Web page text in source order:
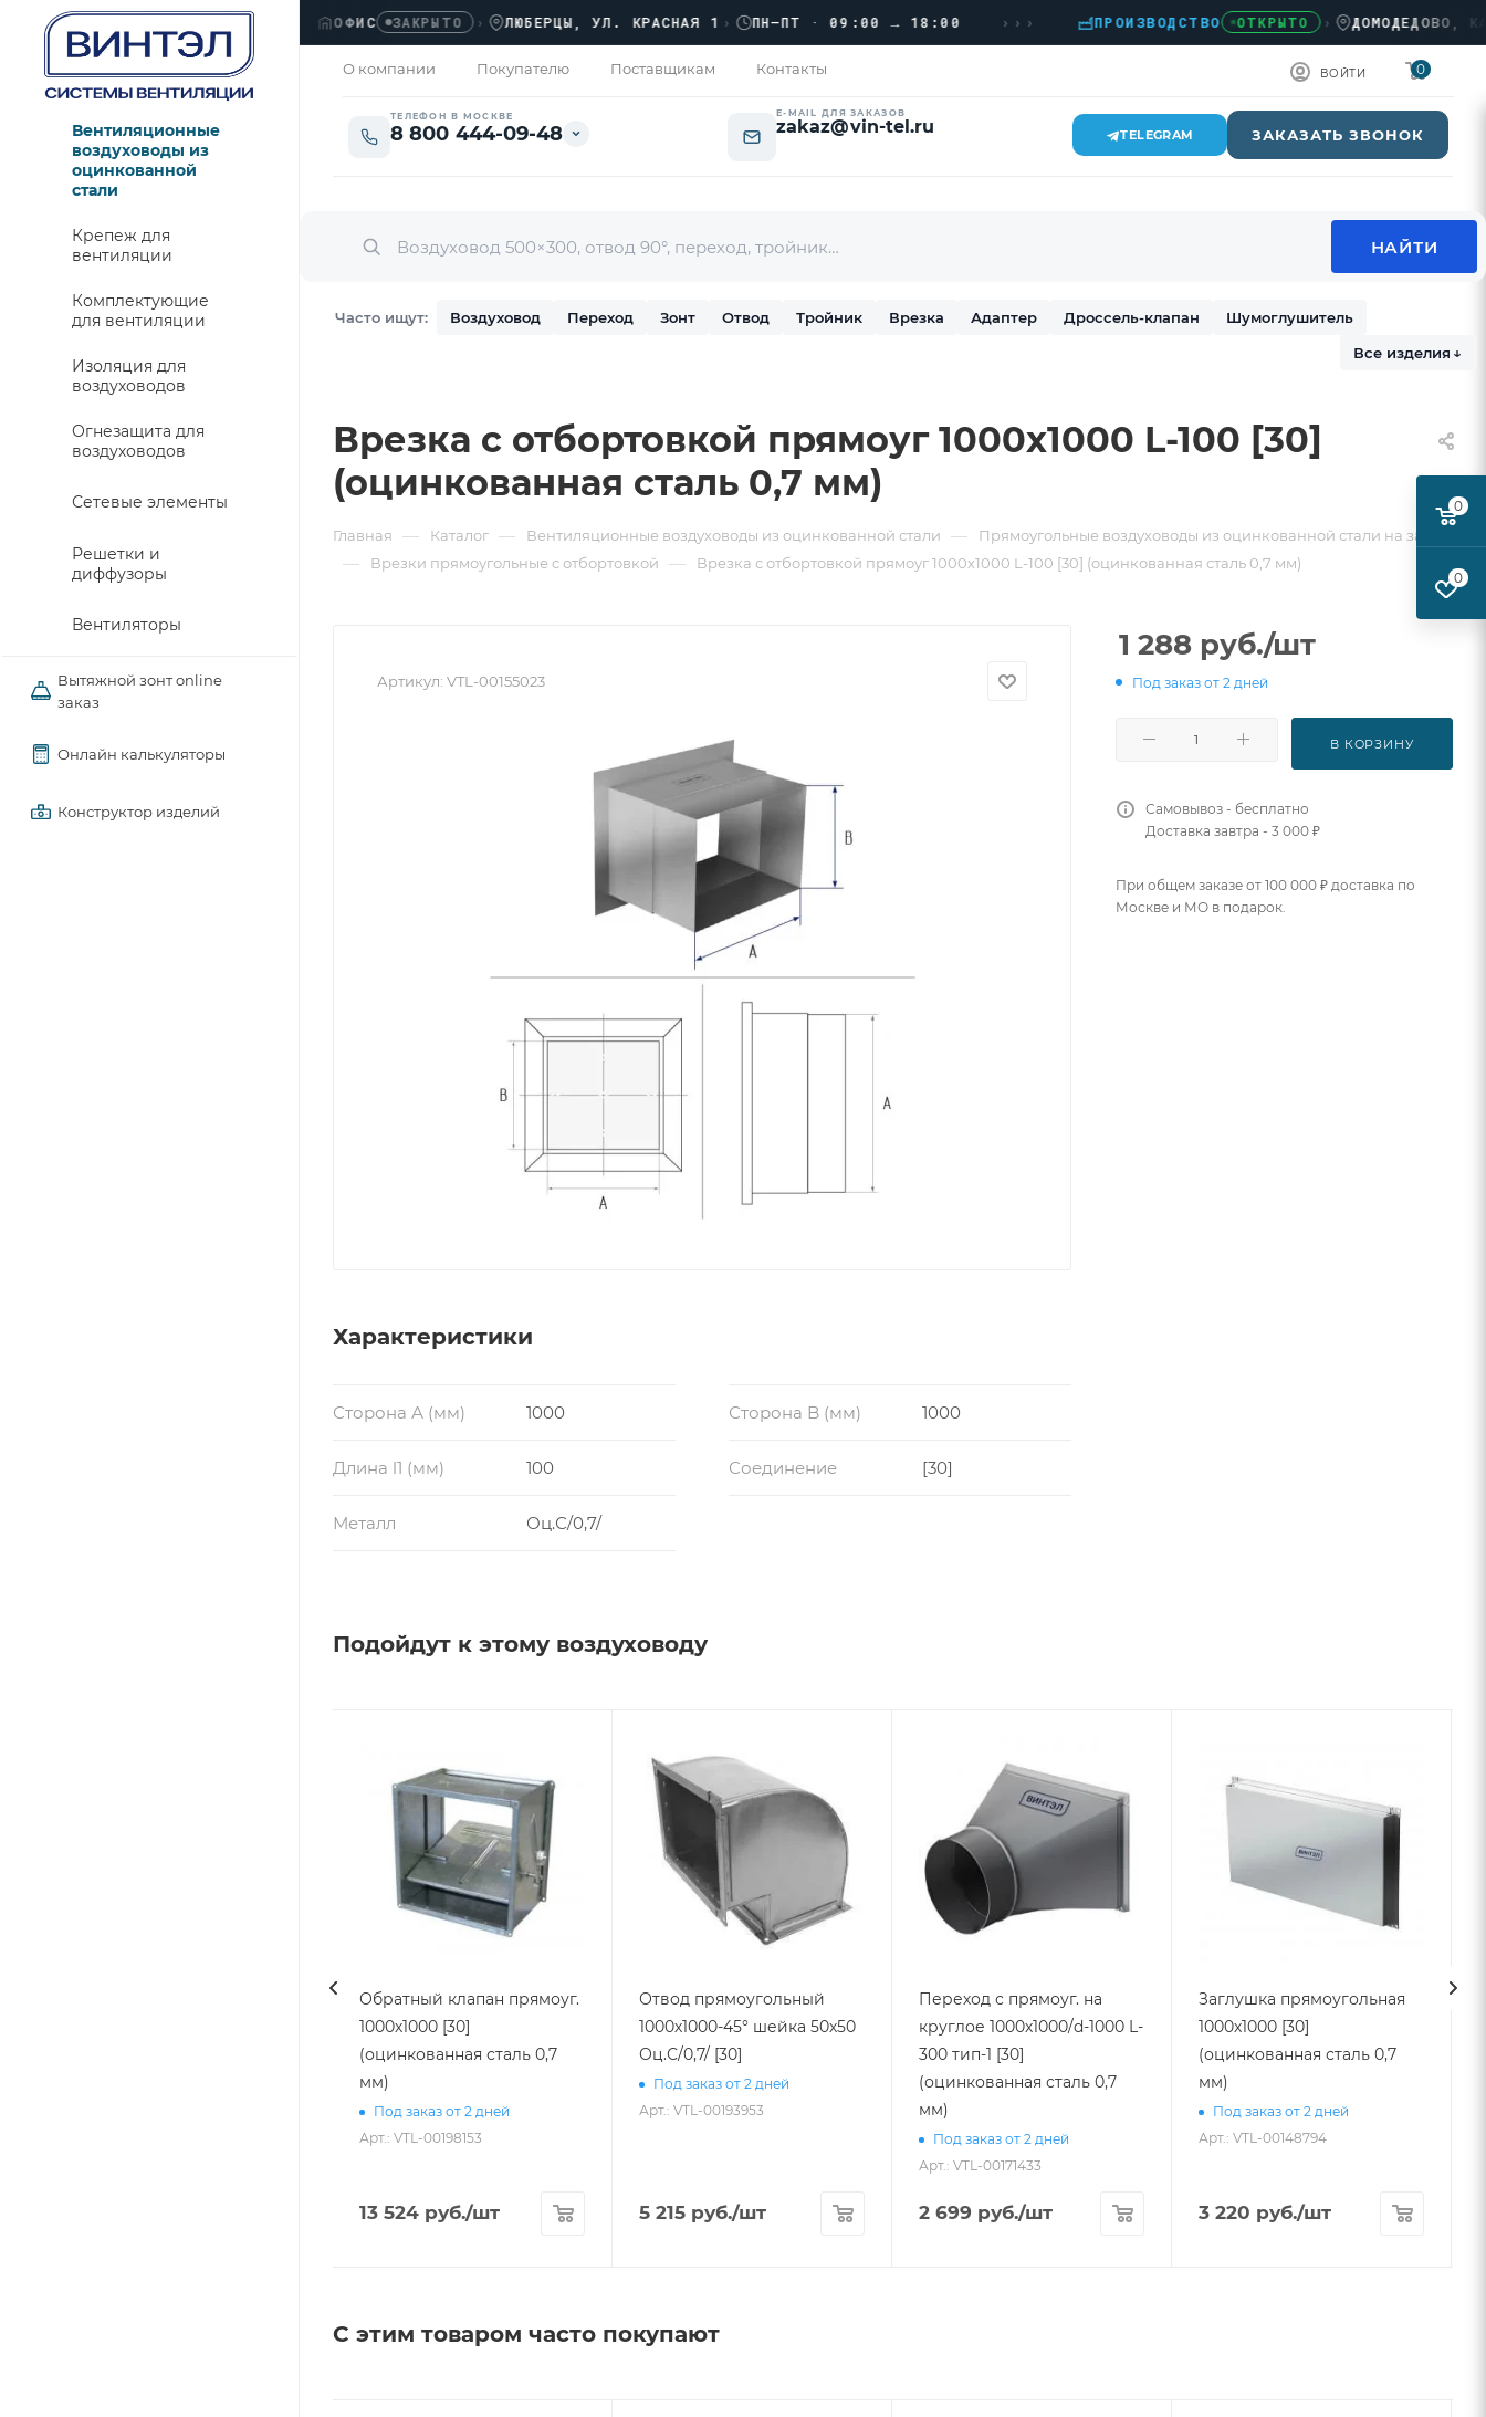
ОФИС ЗАКРЫТО › ЛЮБЕРЦЫ, УЛ. КРАСНАЯ 1› ПН–ПТ · 09:00 → 18:00 ››› ПРОИЗВОДСТВО ОТКРЫТО › ДОМОДЕДОВО,
О компании Покупателю Поставщикам Контакты ВОЙТИ 0
ТЕЛЕФОН В МОСКВЕ
8 800 444-09-48
E-MAIL ДЛЯ ЗАКАЗОВ
zakaz@vin-tel.ru TELEGRAM ЗАКАЗАТЬ ЗВОНОК
Часто ищут: Воздуховод Переход Зонт Отвод Тройник Врезка Адаптер Дроссель-клапан
Шумоглушитель
Все изделия ↓
Вентиляционные
воздуховоды из
оцинкованной
стали
Крепеж для
вентиляции
Комплектующие
для вентиляции
Изоляция для
воздуховодов
Огнезащита для
воздуховодов
Сетевые элементы
Решетки и
диффузоры
Вентиляторы
Вытяжной зонт online
заказ
Онлайн калькуляторы
Конструктор изделий
Врезка с отбортовкой прямоуг 1000х1000 L-100 [30]
(оцинкованная сталь 0,7 мм)
Главная — Каталог — Вентиляционные воздуховоды из оцинкованной стали — Прямоугольные воздуховоды из оцинкованной стали на заказ
— Врезки прямоугольные с отбортовкой — Врезка с отбортовкой прямоуг 1000х1000 L-100 [30] (оцинкованная сталь 0,7 мм)
Артикул: VTL-00155023
Характеристики
Сторона А (мм) 1000 Сторона B (мм) 1000
Длина l1 (мм) 100 Соединение [30]
Металл Оц.С/0,7/
1 288 руб./шт
Под заказ от 2 дней
В КОРЗИНУ
Самовывоз - бесплатно
Доставка завтра - 3 000 ₽
При общем заказе от 100 000 ₽ доставка по
Москве и МО в подарок.
Подойдут к этому воздуховоду
Обратный клапан прямоуг.
1000х1000 [30]
(оцинкованная сталь 0,7
мм)
Под заказ от 2 дней
Арт.: VTL-00198153
13 524 руб./шт
Отвод прямоугольный
1000х1000-45° шейка 50х50
Оц.С/0,7/ [30]
Под заказ от 2 дней
Арт.: VTL-00193953
5 215 руб./шт
Переход с прямоуг. на
круглое 1000х1000/d-1000 L-
300 тип-1 [30]
(оцинкованная сталь 0,7
мм)
Под заказ от 2 дней
Арт.: VTL-00171433
2 699 руб./шт
Заглушка прямоугольная
1000х1000 [30]
(оцинкованная сталь 0,7
мм)
Под заказ от 2 дней
Арт.: VTL-00148794
3 220 руб./шт
С этим товаром часто покупают
0
0